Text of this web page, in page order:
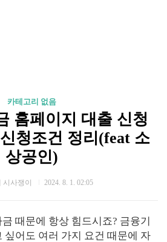
카테고리 없음
홈페이지 대출 신청
청조건 정리(feat 소
상공인)
시사쟁이 2024. 8. 1. 02:05
때문에 항상 힘드시죠? 금융기
싶어도 여러 가지 요건 때문에 자